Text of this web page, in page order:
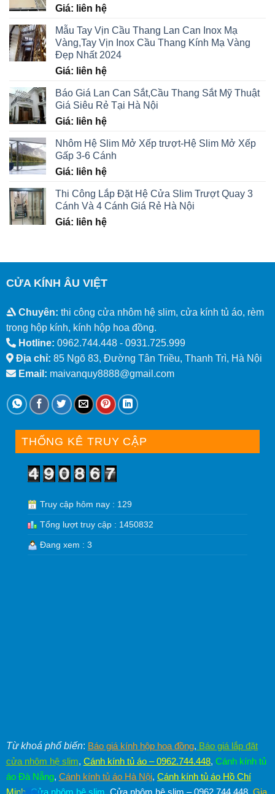
Giá: liên hệ
Mẫu Tay Vịn Cầu Thang Lan Can Inox Mạ
Vàng,Tay Vịn Inox Cầu Thang Kính Mạ Vàng
Đẹp Nhất 2024
Giá: liên hệ
Báo Giá Lan Can Sắt,Cầu Thang Sắt Mỹ Thuật
Giá Siêu Rẻ Tại Hà Nội
Giá: liên hệ
Nhôm Hệ Slim Mở Xếp trượt-Hệ Slim Mở Xếp
Gấp 3-6 Cánh
Giá: liên hệ
Thi Công Lắp Đặt Hệ Cửa Slim Trượt Quay 3
Cánh Và 4 Cánh Giá Rẻ Hà Nội
Giá: liên hệ
CỬA KÍNH ÂU VIỆT
Chuyên: thi công cửa nhôm hệ slim, cửa kính tủ áo, rèm
trong hộp kính, kính hộp hoa đồng.
Hotline: 0962.744.448 - 0931.725.999
Địa chỉ: 85 Ngõ 83, Đường Tân Triều, Thanh Trì, Hà Nội
Email: maivanquy8888@gmail.com
THỐNG KÊ TRUY CẬP
Truy cập hôm nay : 129
Tổng lượt truy cập : 1450832
Đang xem : 3
Từ khoá phổ biến: Báo giá kính hộp hoa đồng, Báo giá lắp đặt
cửa nhôm hệ slim, Cánh kính tủ áo – 0962.744.448, Cánh kính tủ
áo Đà Nẵng, Cánh kính tủ áo Hà Nội, Cánh kính tủ áo Hồ Chí
Minh Cửa nhôm hệ slim Cửa nhôm hệ slim – 0962.744.448, Gia